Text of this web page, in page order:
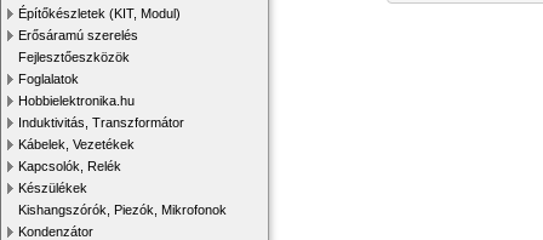
Építőkészletek (KIT, Modul)
Erősáramú szerelés
Fejlesztőeszközök
Foglalatok
Hobbielektronika.hu
Induktivitás, Transzformátor
Kábelek, Vezetékek
Kapcsolók, Relék
Készülékek
Kishangszórók, Piezók, Mikrofonok
Kondenzátor